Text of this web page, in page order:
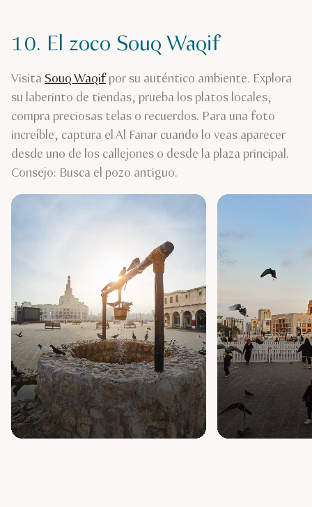
10. El zoco Souq Waqif
Visita Souq Waqifpor su auténtico ambiente. Explora
su laberinto de tiendas, prueba los platos locales,
compra preciosas telas o recuerdos. Para una foto
increíble, captura el Al Fanar cuando lo veas aparecer
desde uno de los callejones o desde la plaza principal.
Consejo: Busca el pozo antiguo.